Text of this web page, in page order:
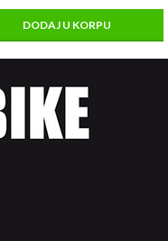
DODAJ U KORPU